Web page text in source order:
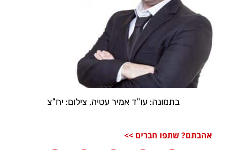
בתמונה: עו"ד אמיר עטיה, צילום: יח"צ
אהבתם? שתפו חברים >>